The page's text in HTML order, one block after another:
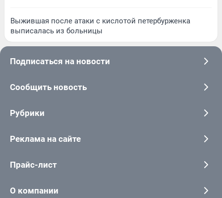
Выжившая после атаки с кислотой петербурженка
выписалась из больницы
Подписаться на новости
Сообщить новость
Рубрики
Реклама на сайте
Прайс-лист
О компании